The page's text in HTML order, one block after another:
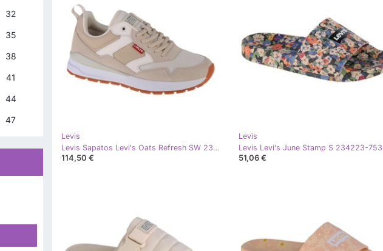
Levis
Levis Sapatos Levi's Oats Refresh SW 234235-696-21 bege
114,50 €
Levis
51,06 €
32
35
38
41
44
47